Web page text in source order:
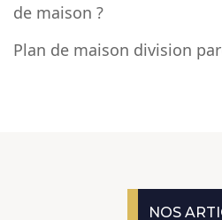
de maison ?
Plan de maison division
NOS